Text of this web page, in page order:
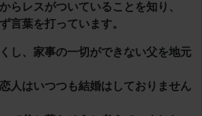
らレスがついていることを知り、
言葉を打っています。
し、家事の一切ができない父を地元
人はいつつも結婚はしておりません